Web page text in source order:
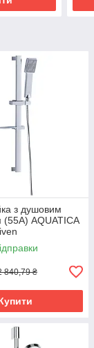
з душовим
(55A) AQUATICA
840,79 ₴